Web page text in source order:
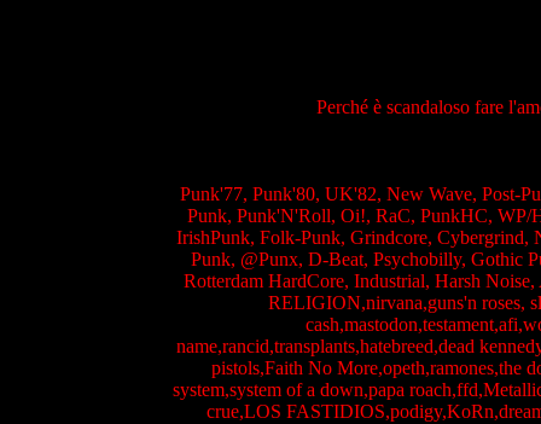
Perché è scandaloso fare
Punk'77, Punk'80, UK'82, New Wave, Post-
Punk, Punk'N'Roll, Oi!, RaC, PunkHC, WP/
IrishPunk, Folk-Punk, Grindcore, Cybergrind,
Punk, @Punx, D-Beat, Psychobilly, Gothic
Rotterdam HardCore, Industrial, Harsh
RELIGION,nirvana,guns'n roses,
name,rancid,transplants,hatebreed,dead
pistols,Faith No More,opeth,ramones,the
system,system of a down,papa
crue,LOS